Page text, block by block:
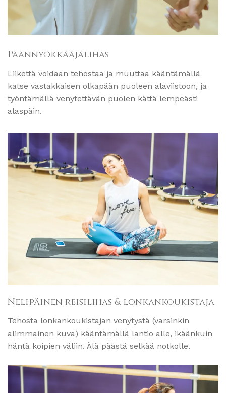
Päännyökkääjälihas
Liikettä voidaan tehostaa ja muuttaa kääntämällä
katse vastakkaisen olkapään puoleen alaviistoon, ja
työntämällä venytettävän puolen kättä lempeästi
alaspäin.
Nelipäinen reisilihas & lonkankoukistaja
Tehosta lonkankoukistajan venytystä (varsinkin
alimmainen kuva) kääntämällä lantio alle, ikäänkuin
häntä koipien väliin. Älä päästä selkää notkolle.